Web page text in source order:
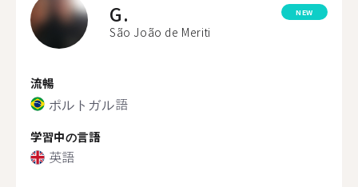
G.
São João de Meriti
NEW
流暢
ポルトガル語
学習中の言語
英語